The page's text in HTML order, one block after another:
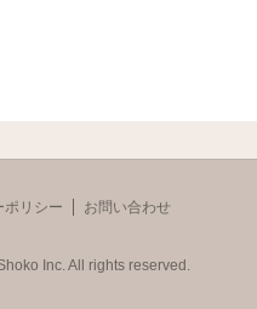
ポリシー お問い合わせ
Inc. All rights reserved.